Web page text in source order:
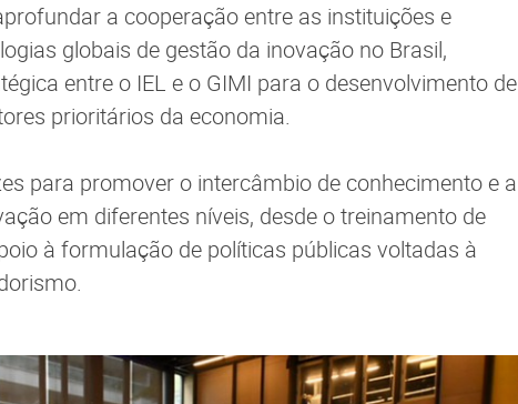
a cooperação entre as instituições e
globais de gestão da inovação no Brasil,
entre o IEL e o GIMI para o desenvolvimento de
prioritários da economia.
para promover o intercâmbio de conhecimento e a
em diferentes níveis, desde o treinamento de
à formulação de políticas públicas voltadas à